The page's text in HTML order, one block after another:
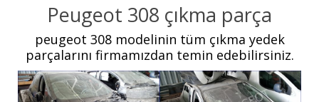
Peugeot 308 çıkma parça
peugeot 308 modelinin tüm çıkma yedek
parçalarını firmamızdan temin edebilirsiniz.